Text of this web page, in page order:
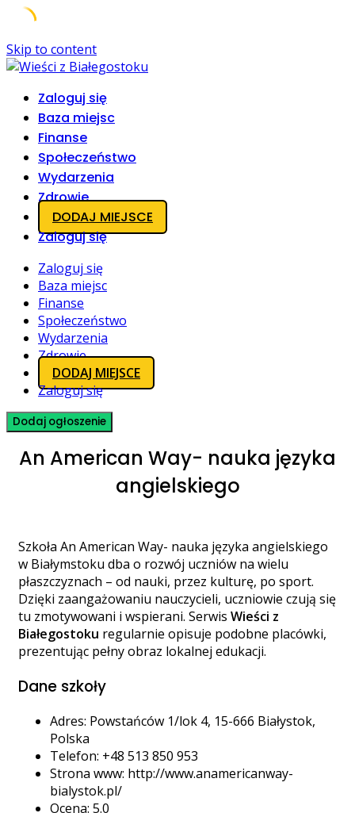
Skip to content
Zaloguj się
Baza miejsc
Finanse
Społeczeństwo
Wydarzenia
Zdrowie
DODAJ MIEJSCE
Zaloguj się
Zaloguj się
Baza miejsc
Finanse
Społeczeństwo
Wydarzenia
Zdrowie
DODAJ MIEJSCE
Zaloguj się
Dodaj ogłoszenie
An American Way- nauka języka
angielskiego
Szkoła An American Way- nauka języka angielskiego
w Białymstoku dba o rozwój uczniów na wielu
płaszczyznach – od nauki, przez kulturę, po sport.
Dzięki zaangażowaniu nauczycieli, uczniowie czują się
tu zmotywowani i wspierani. Serwis Wieści z
Białegostoku regularnie opisuje podobne placówki,
prezentując pełny obraz lokalnej edukacji.
Dane szkoły
Adres: Powstańców 1/lok 4, 15-666 Białystok,
Polska
Telefon: +48 513 850 953
Strona www: http://www.anamericanway-
bialystok.pl/
Ocena: 5.0